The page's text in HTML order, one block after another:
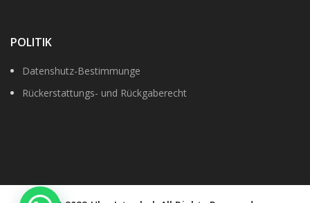
POLITIK
Datenshutz-Bestimmunge
Rückerstattungs- und Rückgaberecht